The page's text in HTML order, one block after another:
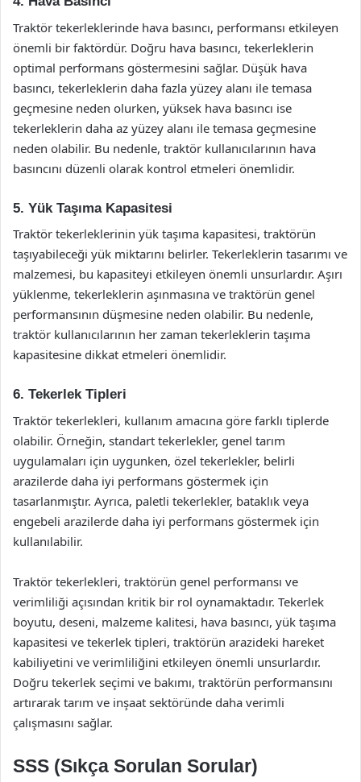
Traktör tekerleklerinde hava basıncı, performansı etkileyen
önemli bir faktördür. Doğru hava basıncı, tekerleklerin
optimal performans göstermesini sağlar. Düşük hava
basıncı, tekerleklerin daha fazla yüzey alanı ile temasa
geçmesine neden olurken, yüksek hava basıncı ise
tekerleklerin daha az yüzey alanı ile temasa geçmesine
neden olabilir. Bu nedenle, traktör kullanıcılarının hava
basıncını düzenli olarak kontrol etmeleri önemlidir.
5. Yük Taşıma Kapasitesi
Traktör tekerleklerinin yük taşıma kapasitesi, traktörün
taşıyabileceği yük miktarını belirler. Tekerleklerin tasarımı ve
malzemesi, bu kapasiteyi etkileyen önemli unsurlardır. Aşırı
yüklenme, tekerleklerin aşınmasına ve traktörün genel
performansının düşmesine neden olabilir. Bu nedenle,
traktör kullanıcılarının her zaman tekerleklerin taşıma
kapasitesine dikkat etmeleri önemlidir.
6. Tekerlek Tipleri
Traktör tekerlekleri, kullanım amacına göre farklı tiplerde
olabilir. Örneğin, standart tekerlekler, genel tarım
uygulamaları için uygunken, özel tekerlekler, belirli
arazilerde daha iyi performans göstermek için
tasarlanmıştır. Ayrıca, paletli tekerlekler, bataklık veya
engebeli arazilerde daha iyi performans göstermek için
kullanılabilir.
Traktör tekerlekleri, traktörün genel performansı ve
verimliliği açısından kritik bir rol oynamaktadır. Tekerlek
boyutu, deseni, malzeme kalitesi, hava basıncı, yük taşıma
kapasitesi ve tekerlek tipleri, traktörün arazideki hareket
kabiliyetini ve verimliliğini etkileyen önemli unsurlardır.
Doğru tekerlek seçimi ve bakımı, traktörün performansını
artırarak tarım ve inşaat sektöründe daha verimli
çalışmasını sağlar.
SSS (Sıkça Sorulan Sorular)